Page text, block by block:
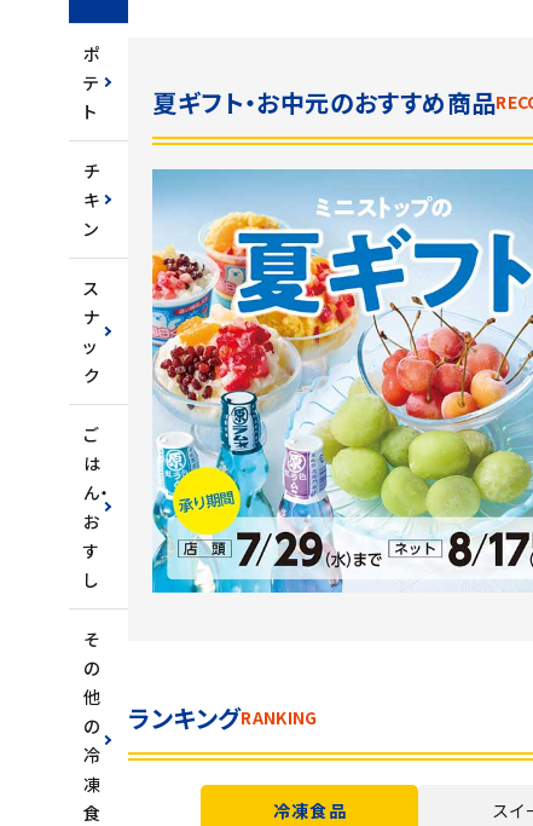
ポ
テ
ト
チ
キ
ン
ス
ナ
ッ
ク
ご
は
ん・
お
す
し
そ
の
他
の
冷
凍
食
夏ギフト・お中元のおすすめ商品
ランキングRANKING
冷凍食品 スイ